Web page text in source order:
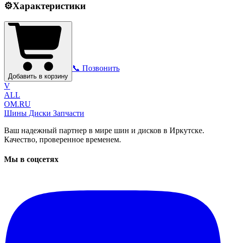
⚙️Характеристики
Добавить в корзину
📞 Позвонить
V
ALL
OM.RU
Шины Диски Запчасти
Ваш надежный партнер в мире шин и дисков в Иркутске.
Качество, проверенное временем.
Мы в соцсетях